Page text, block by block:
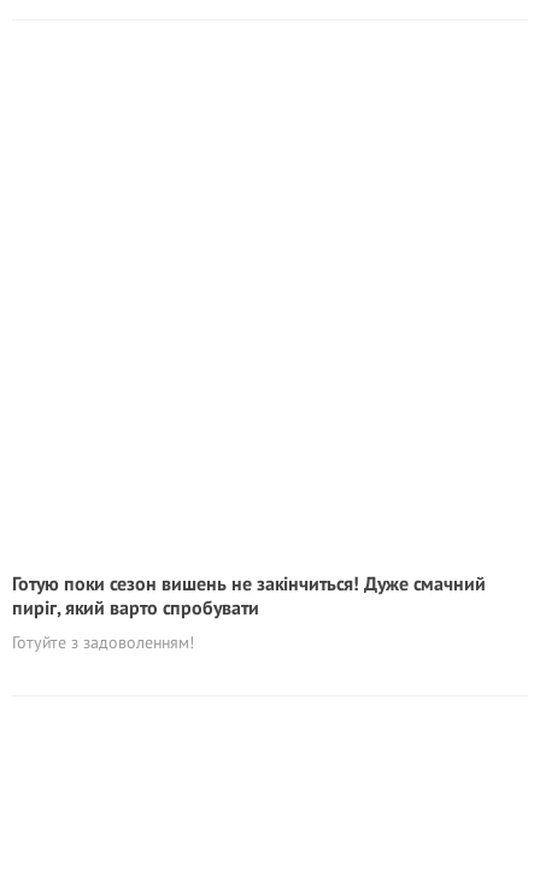
Готую поки сезон вишень не закінчиться! Дуже смачний
пиріг, який варто спробувати
Готуйте з задоволенням!